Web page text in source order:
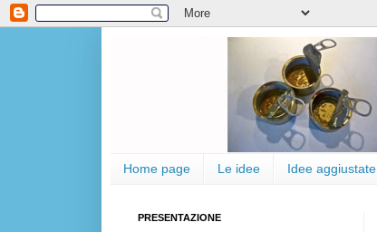
Home page Le idee Idee aggiustate
PRESENTAZIONE